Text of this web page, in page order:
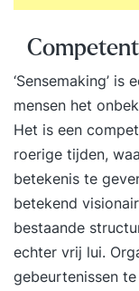
‘Sensemaking’
mensen het
Het is een
roerige tijden,
betekenis te
betekend
bestaande
echter vrij lui.
gebeurtenissen